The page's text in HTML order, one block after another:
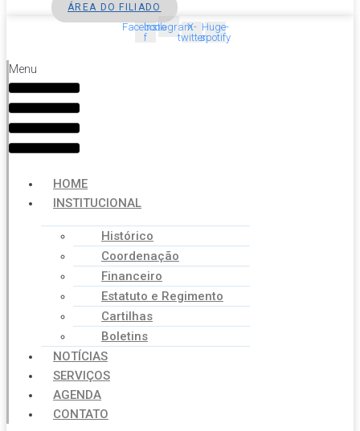
ÁREA DO FILIADO
Facebook-
f
InstagramX-
twitter
Huge-
spotify
Menu
HOME
INSTITUCIONAL
Histórico
Coordenação
Financeiro
Estatuto e Regimento
Cartilhas
Boletins
NOTÍCIAS
SERVIÇOS
AGENDA
CONTATO